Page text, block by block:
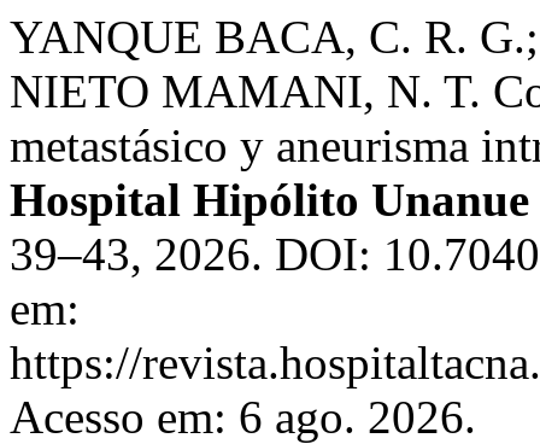
YANQUE BACA, C. R.
NIETO MAMANI, N. T.
metastásico y aneurisma
Hospital Hipólito Unanue
39–43, 2026. DOI:
em:
https://
Acesso em: 6 ago. 2026.